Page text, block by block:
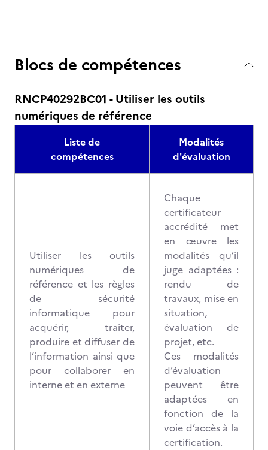
Blocs de compétences
RNCP40292BC01 - Utiliser les outils
numériques de référence
Liste de
compétences
Modalités
d'évaluation
Utiliser les outils
numériques de
référence et les règles
de sécurité
informatique pour
acquérir, traiter,
produire et diffuser de
l’information ainsi que
pour collaborer en
interne et en externe
Chaque
certificateur
accrédité met
en œuvre les
modalités qu’il
juge adaptées :
rendu de
travaux, mise en
situation,
évaluation de
projet, etc.
Ces modalités
d’évaluation
peuvent être
adaptées en
fonction de la
voie d’accès à la
certification.